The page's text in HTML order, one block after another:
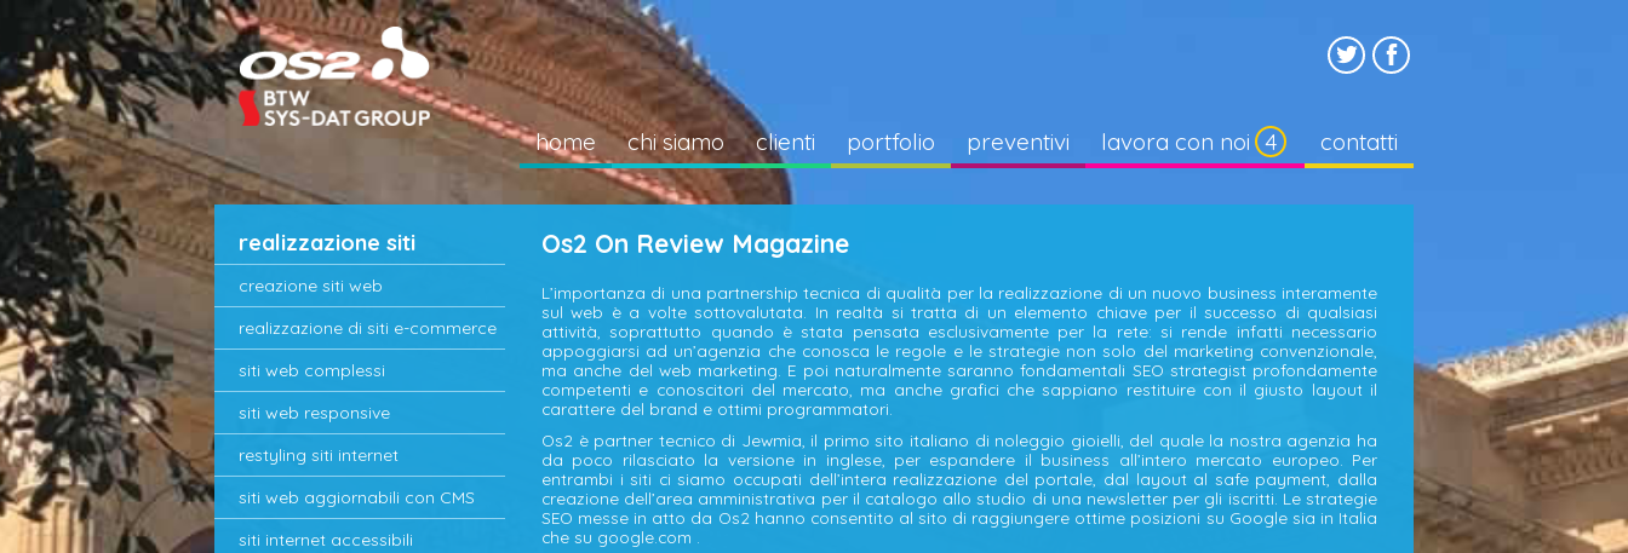
home chi siamo clienti portfolio preventivi lavora con noi contatti
realizzazione siti
creazione siti web
realizzazione di siti e-commerce
siti web complessi
siti web responsive
restyling siti internet
siti web aggiornabili con CMS
siti internet accessibili
Os2 On Review Magazine
L’importanza di una partnership tecnica di qualità per la realizzazione di un nuovo business interamente
sul web è a volte sottovalutata. In realtà si tratta di un elemento chiave per il successo di qualsiasi
attività, soprattutto quando è stata pensata esclusivamente per la rete: si rende infatti necessario
appoggiarsi ad un’agenzia che conosca le regole e le strategie non solo del marketing convenzionale,
ma anche del web marketing. E poi naturalmente saranno fondamentali SEO strategist profondamente
competenti e conoscitori del mercato, ma anche grafici che sappiano restituire con il giusto layout il
carattere del brand e ottimi programmatori.
Os2 è partner tecnico di Jewmia, il primo sito italiano di noleggio gioielli, del quale la nostra agenzia ha
da poco rilasciato la versione in inglese, per espandere il business all’intero mercato europeo. Per
entrambi i siti ci siamo occupati dell’intera realizzazione del portale, dal layout al safe payment, dalla
creazione dell’area amministrativa per il catalogo allo studio di una newsletter per gli iscritti. Le strategie
SEO messe in atto da Os2 hanno consentito al sito di raggiungere ottime posizioni su Google sia in Italia
che su google.com .